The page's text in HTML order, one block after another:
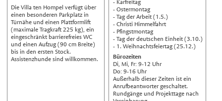
Русский
中文
Automatische Übersetzung, ohne
Gewähr auf Richtigkeit.
Die Villa ten Hompel verfügt über
einen besonderen Parkplatz in
Türnähe und einen Plattformlift
(maximale Tragkraft 225 kg), ein
eingeschränkt barrierefreies WC
und einen Aufzug (90 cm Breite)
bis in den ersten Stock.
Assistenzhunde sind willkommen.
- Karfreitag
- Ostermontag
- Tag der Arbeit (1.5.)
- Christi Himmelfahrt
- Pfingstmontag
- Tag der deutschen Einheit (3.10.)
- 1. Weihnachtsfeiertag (25.12.)
Bürozeiten
Di, Mi, Fr: 9-12 Uhr
Do: 9-16 Uhr
Außerhalb dieser Zeiten ist ein
Anrufbeantworter geschaltet.
Rundgänge und Projekttage nach